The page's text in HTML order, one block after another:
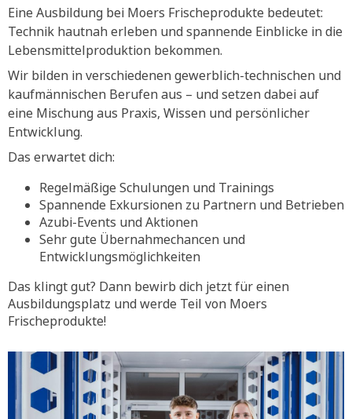
Eine Ausbildung bei Moers Frischeprodukte bedeutet:
Technik hautnah erleben und spannende Einblicke in die
Lebensmittelproduktion bekommen.
Wir bilden in verschiedenen gewerblich-technischen und
kaufmännischen Berufen aus – und setzen dabei auf
eine Mischung aus Praxis, Wissen und persönlicher
Entwicklung.
Das erwartet dich:
Regelmäßige Schulungen und Trainings
Spannende Exkursionen zu Partnern und Betrieben
Azubi-Events und Aktionen
Sehr gute Übernahmechancen und
Entwicklungsmöglichkeiten
Das klingt gut? Dann bewirb dich jetzt für einen
Ausbildungsplatz und werde Teil von Moers
Frischeprodukte!